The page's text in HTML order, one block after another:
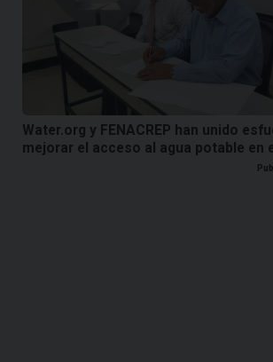
Water.org y FENACREP han unido
mejorar el acceso al agua potable en